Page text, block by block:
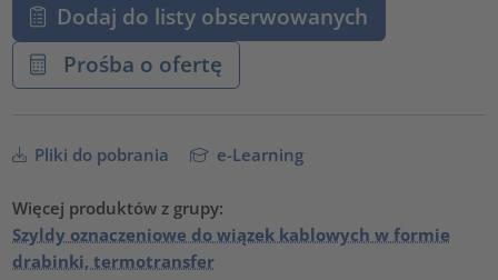
Dodaj do listy obserwowanych
Prośba o ofertę
Pliki do pobrania e-Learning
Więcej produktów z grupy:
Szyldy oznaczeniowe do wiązek kablowych w formie
drabinki, termotransfer